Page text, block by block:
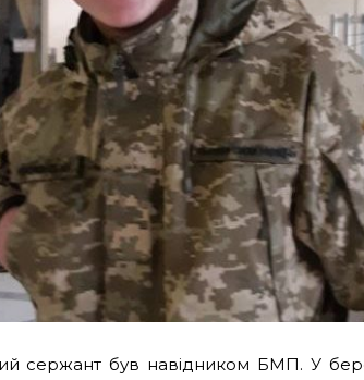
сержант був навідником БМП. У